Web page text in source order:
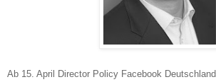
Ab 15. April Director Policy Facebook Deutschland